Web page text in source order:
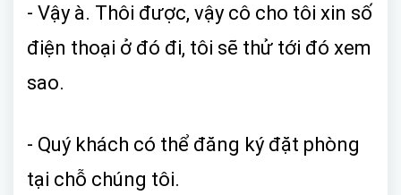
- Vậy à. Thôi được, vậy cô cho tôi xin số
điện thoại ở đó đi, tôi sẽ thử tới đó xem
sao.
- Quý khách có thể đăng ký đặt phòng
tại chỗ chúng tôi.